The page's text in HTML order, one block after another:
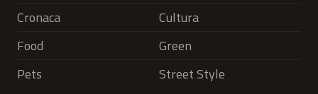
Cronaca
Cultura
Food
Green
Pets
Street Style